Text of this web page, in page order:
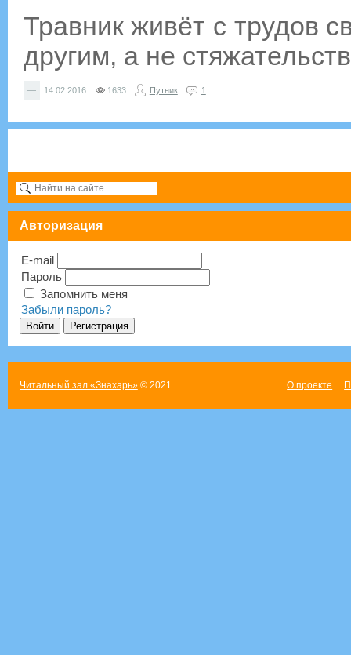
Травник живёт с трудов
другим, а не
— 14.02.2016 1633 Путник 1
Авторизация
E-mail
Пароль
Запомнить меня
Забыли пароль?
Читальный зал «Знахарь»© 2021 О проекте